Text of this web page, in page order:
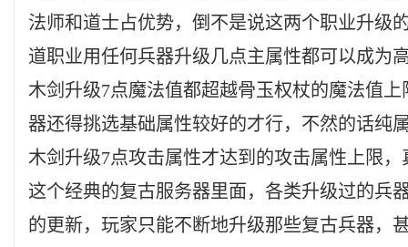
法师和道士占优势，倒不是说这两个职业升级
道职业用任何兵器升级几点主属性都可以成为
木剑升级7点魔法值都超越骨玉权杖的魔法值
器还得挑选基础属性较好的才行，不然的话纯
木剑升级7点攻击属性才达到的攻击属性上限
这个经典的复古服务器里面，各类升级过的兵
的更新，玩家只能不断地升级那些复古兵器，